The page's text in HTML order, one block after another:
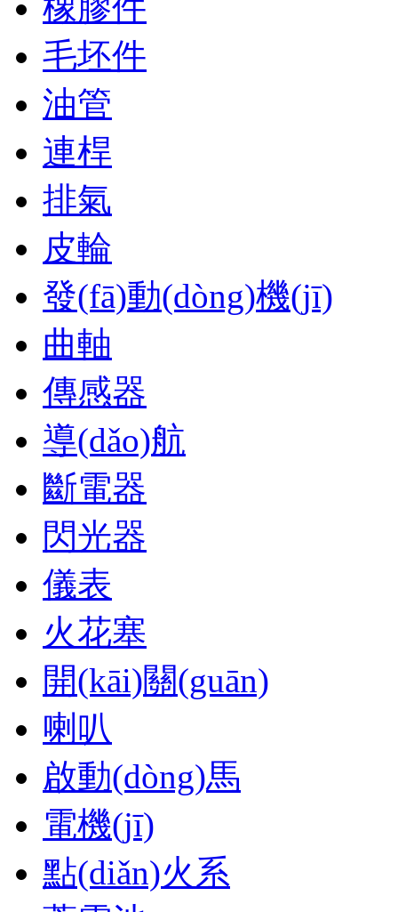
毛坯件
油管
連桿
排氣
皮輪
發(fā)動(dòng)機(jī)
曲軸
傳感器
導(dǎo)航
斷電器
閃光器
儀表
火花塞
開(kāi)關(guān)
喇叭
啟動(dòng)馬
電機(jī)
點(diǎn)火系